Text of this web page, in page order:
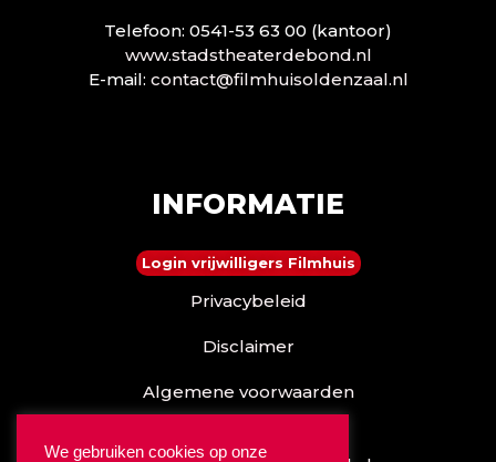
Telefoon: 0541-53 63 00 (kantoor)
www.stadstheaterdebond.nl
E-mail: contact@filmhuisoldenzaal.nl
INFORMATIE
Login vrijwilligers Filmhuis
Privacybeleid
Disclaimer
Algemene voorwaarden
We gebruiken cookies op onze